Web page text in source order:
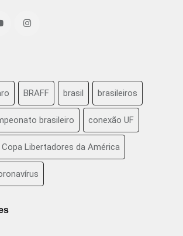
BRAFF brasil brasileiros
brasileiro conexão UF
Copa Libertadores da América